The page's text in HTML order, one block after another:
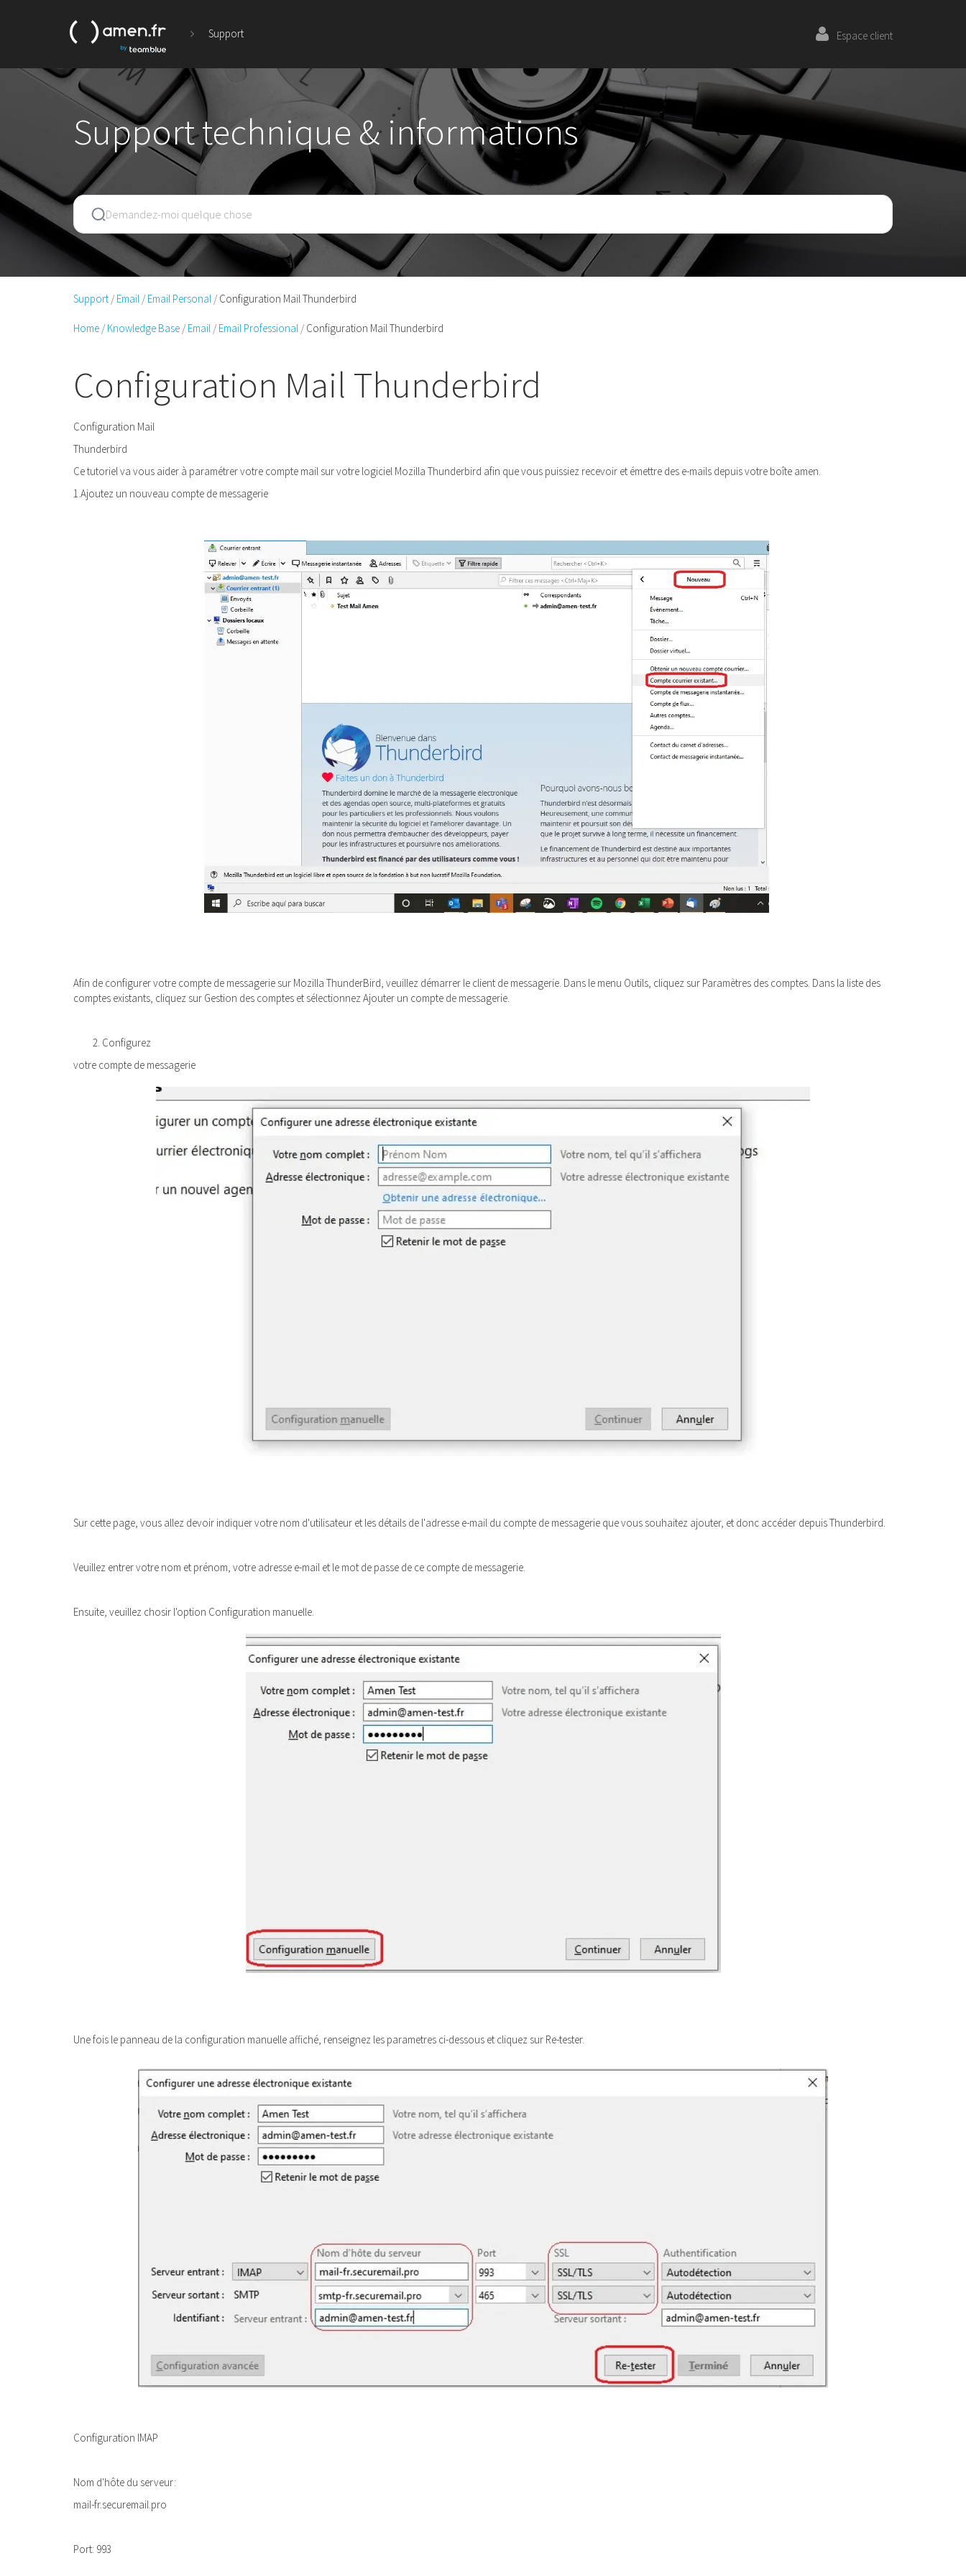
Support Espace client
Support technique & informations
Support Email Email Personal Configuration Mail Thunderbird
Home Knowledge Base Email Email Professional Configuration Mail Thunderbird
Configuration Mail Thunderbird
Configuration Mail
Thunderbird
Ce tutoriel va vous aider à paramétrer votre compte mail sur votre logiciel Mozilla Thunderbird afin que vous puissiez recevoir et émettre des e-mails depuis votre boîte amen.
1.Ajoutez un nouveau compte de messagerie
Afin de configurer votre compte de messagerie sur Mozilla ThunderBird, veuillez démarrer le client de messagerie. Dans le menu Outils, cliquez sur Paramètres des comptes. Dans la liste des
comptes existants, cliquez sur Gestion des comptes et sélectionnez Ajouter un compte de messagerie.
Configurez
votre compte de messagerie
Sur cette page, vous allez devoir indiquer votre nom d'utilisateur et les détails de l'adresse e-mail du compte de messagerie que vous souhaitez ajouter, et donc accéder depuis Thunderbird.
Veuillez entrer votre nom et prénom, votre adresse e-mail et le mot de passe de ce compte de messagerie.
Ensuite, veuillez chosir l'option Configuration manuelle.
Une fois le panneau de la configuration manuelle affiché, renseignez les parametres ci-dessous et cliquez sur Re-tester.
Configuration IMAP
Nom d'hôte du serveur:
mail-fr.securemail.pro
Port: 993